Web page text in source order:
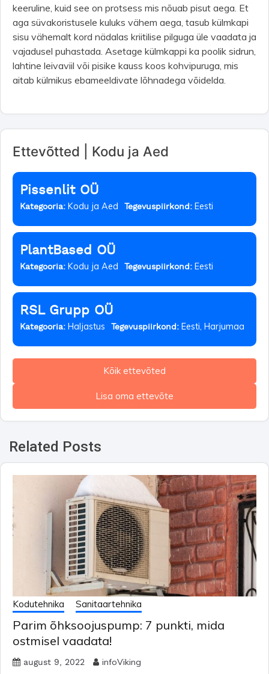
keeruline, kuid see on protsess mis nõuab pisut aega. Et
aga süvakoristusele kuluks vähem aega, tasub külmkapi
sisu vähemalt kord nädalas kriitilise pilguga üle vaadata ja
vajadusel puhastada. Asetage külmkappi ka poolik sidrun,
lahtine leivaviil või pisike kauss koos kohvipuruga, mis
aitab külmikus ebameeldivate lõhnadega võidelda.
Ettevõtted | Kodu ja Aed
Pissenlit OÜ
Kategooria: Kodu ja Aed Tegevuspiirkond: Eesti
PlantBased OÜ
Kategooria: Kodu ja Aed Tegevuspiirkond: Eesti
RSL Grupp OÜ
Kategooria: Haljastus Tegevuspiirkond: Eesti, Harjumaa
Kõik ettevõted
Lisa oma ettevõte
Related Posts
Kodutehnika Sanitaartehnika
Parim õhksoojuspump: 7 punkti, mida
ostmisel vaadata!
august 9, 2022 infoViking